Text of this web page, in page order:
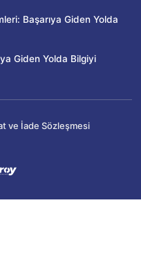
Başarıya Giden Yolda
Giden Yolda Bilgiyi
ve İade Sözleşmesi